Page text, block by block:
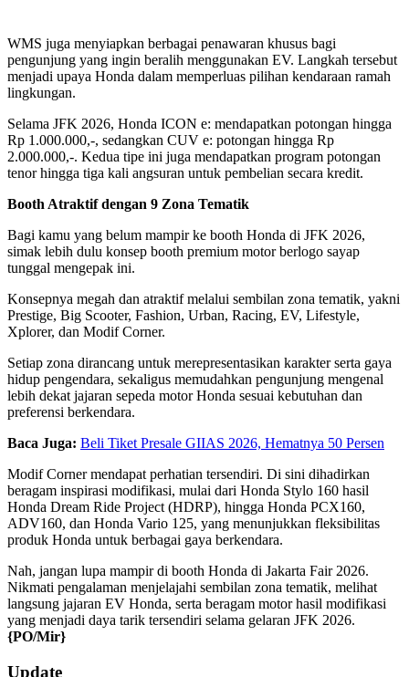
WMS juga menyiapkan berbagai penawaran khusus bagi
pengunjung yang ingin beralih menggunakan EV. Langkah tersebut
menjadi upaya Honda dalam memperluas pilihan kendaraan ramah
lingkungan.
Selama JFK 2026, Honda ICON e: mendapatkan potongan hingga
Rp 1.000.000,-, sedangkan CUV e: potongan hingga Rp
2.000.000,-. Kedua tipe ini juga mendapatkan program potongan
tenor hingga tiga kali angsuran untuk pembelian secara kredit.
Booth Atraktif dengan 9 Zona Tematik
Bagi kamu yang belum mampir ke booth Honda di JFK 2026,
simak lebih dulu konsep booth premium motor berlogo sayap
tunggal mengepak ini.
Konsepnya megah dan atraktif melalui sembilan zona tematik, yakni
Prestige, Big Scooter, Fashion, Urban, Racing, EV, Lifestyle,
Xplorer, dan Modif Corner.
Setiap zona dirancang untuk merepresentasikan karakter serta gaya
hidup pengendara, sekaligus memudahkan pengunjung mengenal
lebih dekat jajaran sepeda motor Honda sesuai kebutuhan dan
preferensi berkendara.
Baca Juga: Beli Tiket Presale GIIAS 2026, Hematnya 50 Persen
Modif Corner mendapat perhatian tersendiri. Di sini dihadirkan
beragam inspirasi modifikasi, mulai dari Honda Stylo 160 hasil
Honda Dream Ride Project (HDRP), hingga Honda PCX160,
ADV160, dan Honda Vario 125, yang menunjukkan fleksibilitas
produk Honda untuk berbagai gaya berkendara.
Nah, jangan lupa mampir di booth Honda di Jakarta Fair 2026.
Nikmati pengalaman menjelajahi sembilan zona tematik, melihat
langsung jajaran EV Honda, serta beragam motor hasil modifikasi
yang menjadi daya tarik tersendiri selama gelaran JFK 2026.
{PO/Mir}
2026-
Update